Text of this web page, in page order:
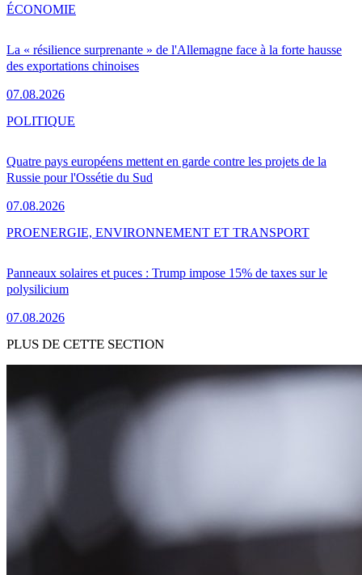
La « résilience surprenante » de l'Allemagne face à la forte hausse
des exportations chinoises
07.08.2026
ÉCONOMIE
Quatre pays européens mettent en garde contre les projets de la
Russie pour l'Ossétie du Sud
07.08.2026
POLITIQUE
Panneaux solaires et puces : Trump impose 15% de taxes sur le
polysilicium
07.08.2026
PROENERGIE, ENVIRONNEMENT ET TRANSPORT
PLUS DE CETTE SECTION